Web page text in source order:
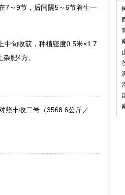
7～9节，后间隔5～6节着生一
中旬收获，种植密度0.5米×1.7
肥4方。
照丰收二号（3568.6公斤／